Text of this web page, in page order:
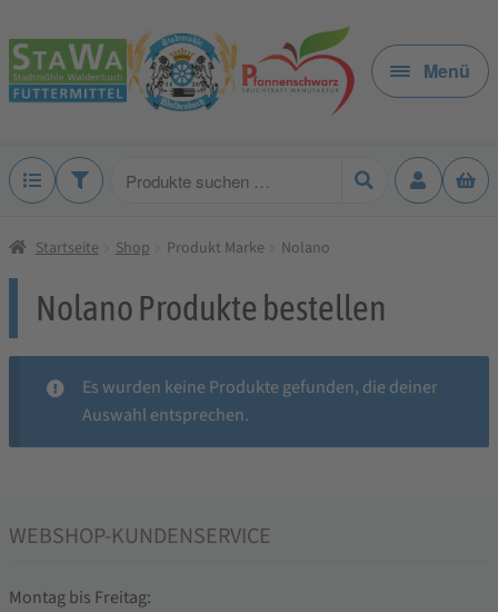
Zur
Navigation
springen
Zum
Inhalt
springen
Menü
Produkte
Startseite Shop Produkt Marke Nolano
Nolano Produkte bestellen
Es wurden keine Produkte gefunden, die deiner
Auswahl entsprechen.
WEBSHOP-KUNDENSERVICE
Montag bis Freitag: